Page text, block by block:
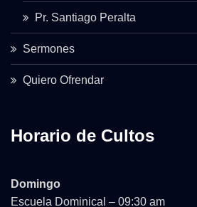
Pr. Santiago Peralta
Sermones
Quiero Ofrendar
Horario de Cultos
Domingo
Escuela Dominical – 09:30 am